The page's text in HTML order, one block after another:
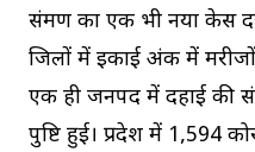
संक्रमण का एक भी नया केस
जिलों में इकाई अंक में
एक ही जनपद में दहाई की
पुष्टि हुई। प्रदेश में 1,594